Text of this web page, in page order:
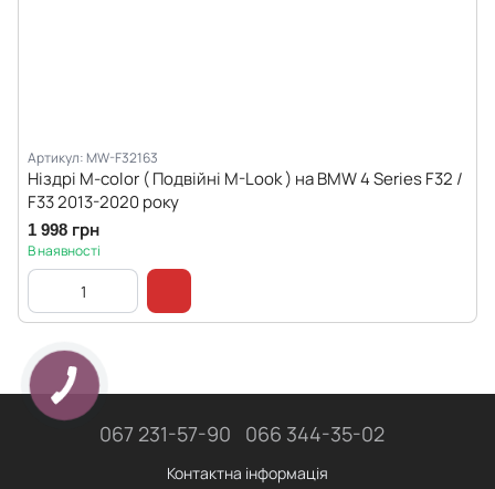
Артикул: MW-F32163
Ніздрі M-color ( Подвійні M-Look ) на BMW 4 Series F32 /
F33 2013-2020 року
1 998 грн
В наявності
067 231-57-90 066 344-35-02
Контактна інформація